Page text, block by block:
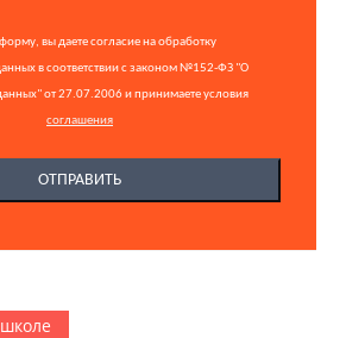
вы даете согласие на обработку
в соответствии с законом №152-ФЗ "О
от 27.07.2006 и принимаете условия
соглашения